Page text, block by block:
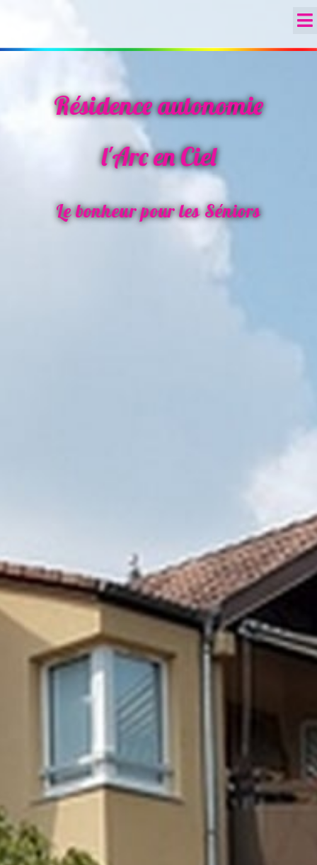
Résidence autonomie
l'Arc en Ciel
Le bonheur pour les Séniors